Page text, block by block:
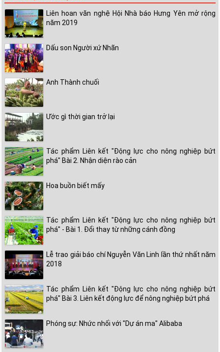
Liên hoan văn nghệ Hội Nhà báo Hưng Yên mở rộng
năm 2019
Dấu son Người xứ Nhãn
Anh Thành chuối
Ước gì thời gian trở lại
Tác phẩm Liên kết "Động lực cho nông nghiệp bứt
phá" Bài 2. Nhận diện rào cản
Hoa buồn biết mấy
Tác phẩm Liên kết "Động lực cho nông nghiệp bứt
phá" - Bài 1. Đổi thay từ những cánh đồng
Lễ trao giải báo chí Nguyễn Văn Linh lần thứ nhất năm
2018
Tác phẩm Liên kết "Động lực cho nông nghiệp bứt
phá" Bài 3. Liên kết động lực để nông nghiệp bứt phá
Phóng sự: Nhức nhối với "Dự án ma" Alibaba